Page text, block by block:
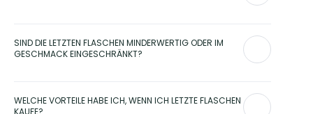
Jahrgänge, die nur noch in begrenzter Stückzahl vorhanden
sind. Diese Weine werden im Rahmen unserer
Lagerräumung angeboten, um Platz für neue Jahrgänge zu
SIND DIE LETZTEN FLASCHEN MINDERWERTIG ODER IM
GESCHMACK EINGESCHRÄNKT?
vollwertig. Häufig handelt es sich um ausgezeichnete Weine
oder langjährige Bestseller, die lediglich wegen
WELCHE VORTEILE HABE ICH, WENN ICH LETZTE FLASCHEN
KAUFE?